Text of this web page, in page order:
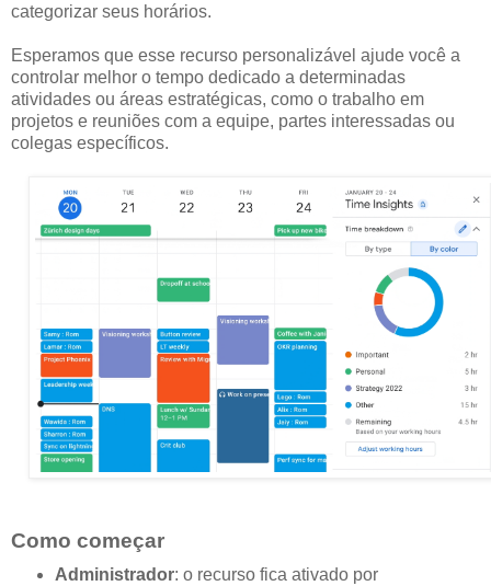
categorizar seus horários.
Esperamos que esse recurso personalizável ajude você a
controlar melhor o tempo dedicado a determinadas
atividades ou áreas estratégicas, como o trabalho em
projetos e reuniões com a equipe, partes interessadas ou
colegas específicos.
Como começar
Administrador: o recurso fica ativado por